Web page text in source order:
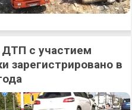
ДТП с участием
зарегистрировано в